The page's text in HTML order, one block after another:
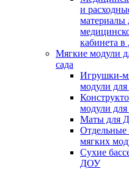
и
материалы
кабинета
Мягкие модули
сада
Игрушки-
модули
модули
Маты для
Отдельные
мягких
Сухие
ДОУ